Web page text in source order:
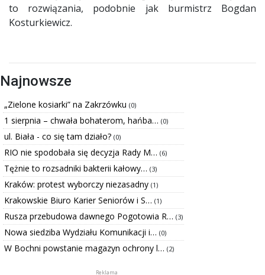
to rozwiązania, podobnie jak burmistrz Bogdan
Kosturkiewicz.
Najnowsze
„Zielone kosiarki” na Zakrzówku (0)
1 sierpnia – chwała bohaterom, hańba… (0)
ul. Biała - co się tam działo? (0)
RIO nie spodobała się decyzja Rady M… (6)
Tężnie to rozsadniki bakterii kałowy… (3)
Kraków: protest wyborczy niezasadny (1)
Krakowskie Biuro Karier Seniorów i S… (1)
Rusza przebudowa dawnego Pogotowia R… (3)
Nowa siedziba Wydziału Komunikacji i… (0)
W Bochni powstanie magazyn ochrony l… (2)